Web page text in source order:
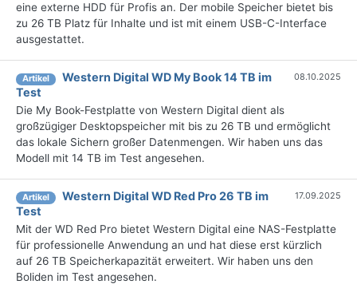
eine externe HDD für Profis an. Der mobile Speicher bietet bis
zu 26 TB Platz für Inhalte und ist mit einem USB-C-Interface
ausgestattet.
Artikel
Western Digital WD My Book 14 TB im
Test
08.10.2025
Die My Book-Festplatte von Western Digital dient als
großzügiger Desktopspeicher mit bis zu 26 TB und ermöglicht
das lokale Sichern großer Datenmengen. Wir haben uns das
Modell mit 14 TB im Test angesehen.
Artikel
Western Digital WD Red Pro 26 TB im
Test
17.09.2025
Mit der WD Red Pro bietet Western Digital eine NAS-Festplatte
für professionelle Anwendung an und hat diese erst kürzlich
auf 26 TB Speicherkapazität erweitert. Wir haben uns den
Boliden im Test angesehen.